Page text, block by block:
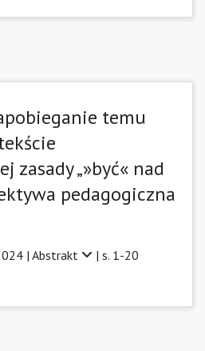
temu
zasady „»być« nad
pedagogiczna
| Abstrakt | s. 1-20